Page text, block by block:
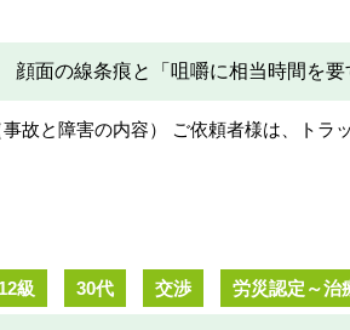
顔面の線条痕と「咀嚼に相当時間を
事故と障害の内容） ご依頼者様は、ト
12級 30代 交渉 労災認定～治